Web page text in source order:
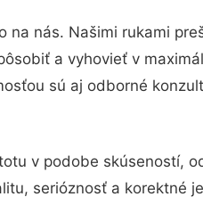
na nás. Našimi rukami
a vyhovieť v
sú aj odborné
v podobe skúseností,
serióznosť a